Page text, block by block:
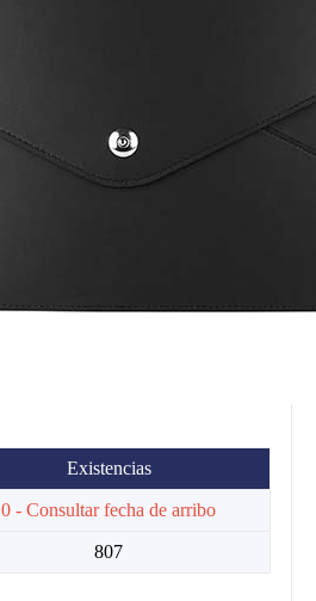
Existencias
0 - Consultar fecha de arribo
807